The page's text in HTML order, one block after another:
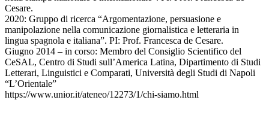
Cesare.
2020: Gruppo di ricerca “Argomentazione, persuasione e
manipolazione nella comunicazione giornalistica e letteraria in
lingua spagnola e italiana”. PI: Prof. Francesca de Cesare.
Giugno 2014 – in corso: Membro del Consiglio Scientifico del
CeSAL, Centro di Studi sull’America Latina, Dipartimento di Studi
Letterari, Linguistici e Comparati, Università degli Studi di Napoli
“L’Orientale”
https://www.unior.it/ateneo/12273/1/chi-siamo.html